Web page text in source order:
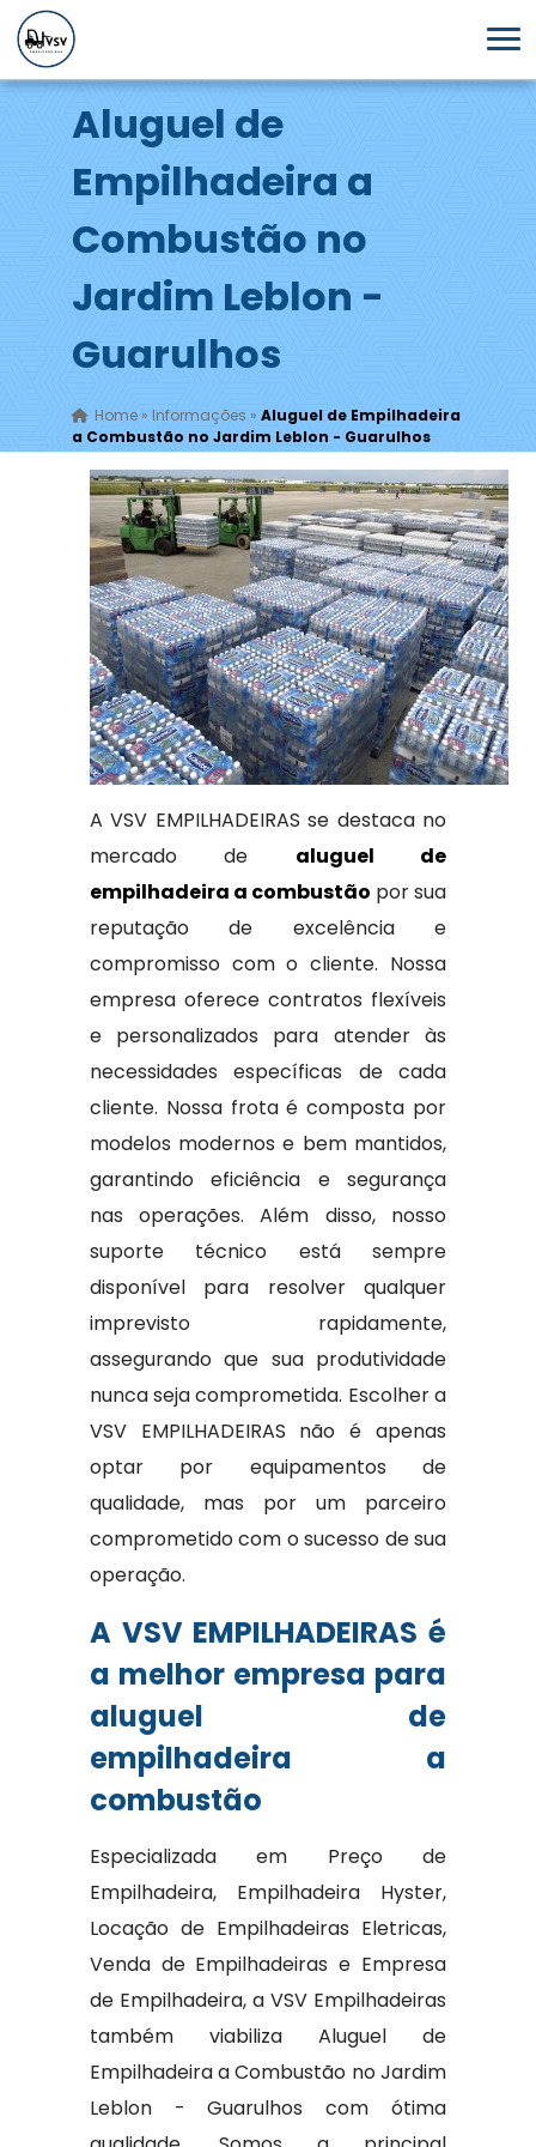
Aluguel de
Empilhadeira a
Combustão no
Jardim Leblon -
Guarulhos
Home» Informações » Aluguel de Empilhadeira
a Combustão no Jardim Leblon - Guarulhos
A VSV EMPILHADEIRAS se destaca no
mercado de aluguel de
empilhadeira a combustão por sua
reputação de excelência e
compromisso com o cliente. Nossa
empresa oferece contratos flexíveis
e personalizados para atender às
necessidades específicas de cada
cliente. Nossa frota é composta por
modelos modernos e bem mantidos,
garantindo eficiência e segurança
nas operações. Além disso, nosso
suporte técnico está sempre
disponível para resolver qualquer
imprevisto rapidamente,
assegurando que sua produtividade
nunca seja comprometida. Escolher a
VSV EMPILHADEIRAS não é apenas
optar por equipamentos de
qualidade, mas por um parceiro
comprometido com o sucesso de sua
operação.
A VSV EMPILHADEIRAS é
a melhor empresa para
aluguel de
empilhadeira a
combustão
Especializada em Preço de
Empilhadeira, Empilhadeira Hyster,
Locação de Empilhadeiras Eletricas,
Venda de Empilhadeiras e Empresa
de Empilhadeira, a VSV Empilhadeiras
também viabiliza Aluguel de
Empilhadeira a Combustão no Jardim
Leblon - Guarulhos com ótima